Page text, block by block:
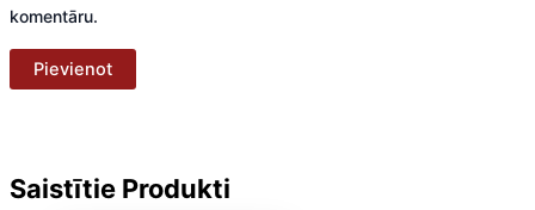
komentāru.
Saistītie Produkti